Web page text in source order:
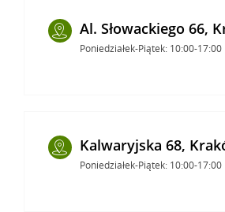
Al. Słowackiego 66,
Poniedziałek-Piątek: 10:00-17:00
Kalwaryjska 68,
Poniedziałek-Piątek: 10:00-17:00